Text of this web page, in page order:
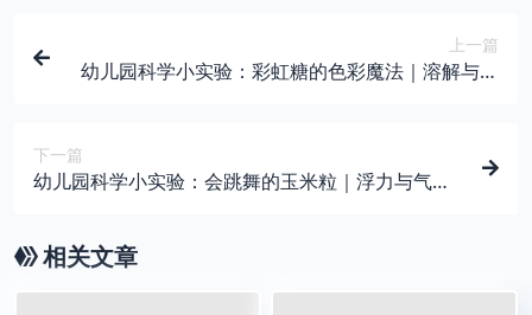
上一篇
幼儿园科学小实验：彩虹糖的色彩魔法｜溶解与扩
下一篇
幼儿园科学小实验：会跳舞的玉米粒｜浮力与气泡
相关文章